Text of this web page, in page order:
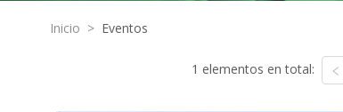
Inicio > Eventos
1 elementos en total: